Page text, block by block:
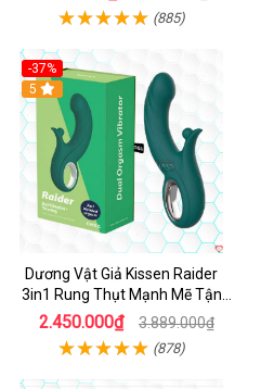
(885)
-37%
Hot
5
Dương Vật Giả Kissen Raider
3in1 Rung Thụt Mạnh Mẽ Tận
Hưởng
2.450.000₫ 3.889.000₫
(878)